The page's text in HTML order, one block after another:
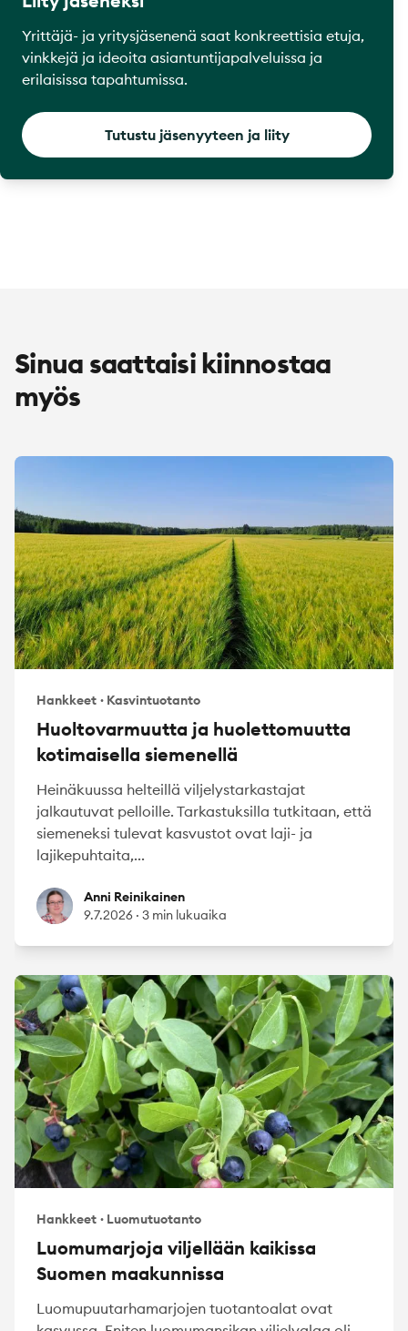
Yrittäjä- ja yritysjäsenenä saat konkreettisia etuja,
vinkkejä ja ideoita asiantuntijapalveluissa ja
erilaisissa tapahtumissa.
Tutustu jäsenyyteen ja liity
Sinua saattaisi kiinnostaa
myös
Hankkeet · Kasvintuotanto
Huoltovarmuutta ja huolettomuutta
kotimaisella siemenellä
Heinäkuussa helteillä viljelystarkastajat
jalkautuvat pelloille. Tarkastuksilla tutkitaan, että
siemeneksi tulevat kasvustot ovat laji- ja
lajikepuhtaita,...
Anni Reinikainen
Anni Reinikainen
9.7.2026 · 3 min lukuaika
Hankkeet · Luomutuotanto
Luomumarjoja viljellään kaikissa
Suomen maakunnissa
Luomupuutarhamarjojen tuotantoalat ovat